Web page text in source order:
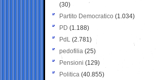
(30)
Partito Democratico (1.034)
PD (1.188)
PdL (2.781)
pedofilia (25)
Pensioni (129)
Politica (40.855)